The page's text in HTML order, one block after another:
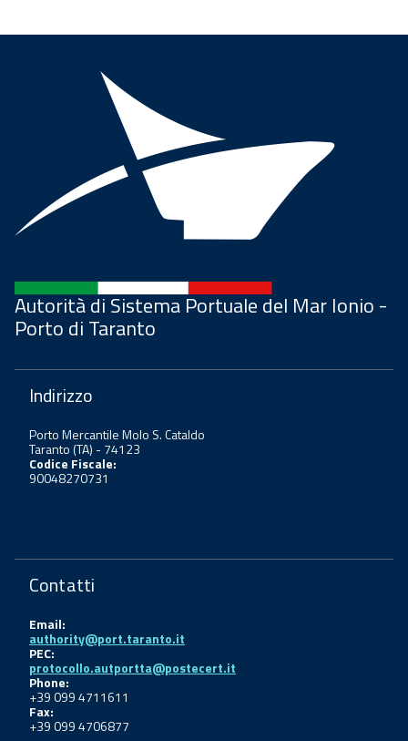
Autorità di Sistema Portuale del Mar Ionio -
Porto di Taranto
Indirizzo
Porto Mercantile Molo S. Cataldo
Taranto (TA) - 74123
Codice Fiscale:
90048270731
Contatti
Email:
authority@port.taranto.it
PEC:
protocollo.autportta@postecert.it
Phone:
+39 099 4711611
Fax:
+39 099 4706877